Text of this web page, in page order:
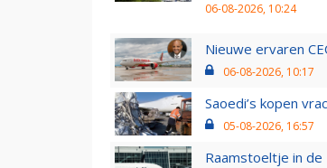
06-08-2026, 10:24
Nieuwe ervaren
06-08-2026, 10:17
Saoedi’s kopen
05-08-2026, 16:57
Raamstoeltje in